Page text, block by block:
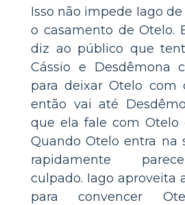
Isso não impede Iago
o casamento de Otelo.
diz ao público que
Cássio e Desdêmona
para deixar Otelo com
então vai até
que ela fale com Otelo
Quando Otelo entra na
rapidamente
culpado. Iago aproveita
para convencer